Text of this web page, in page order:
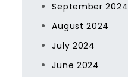
September 2024
August 2024
July 2024
June 2024